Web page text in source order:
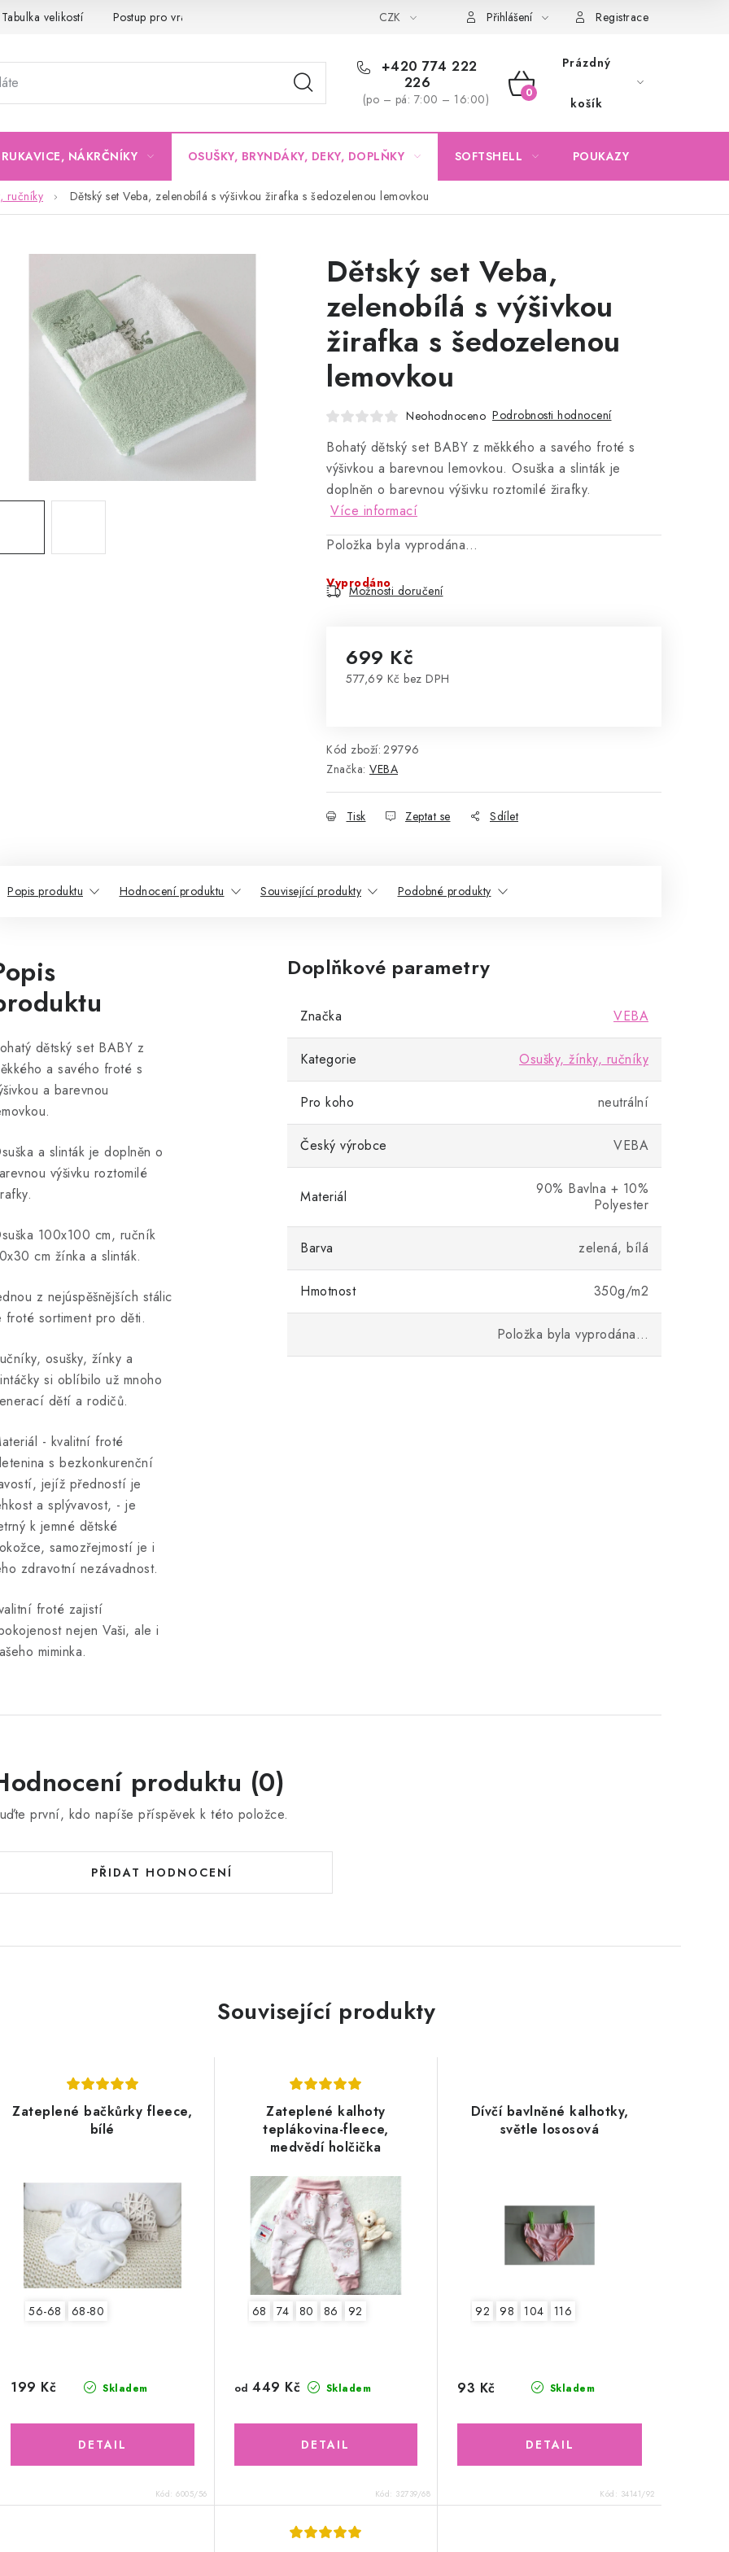
Tabulka velikostí Postup pro vrácení a výměnu Obchodní podmínky Podmínky ochrany osobních údajů
CZK Přihlášení Registrace
+420 774 222
226
(po – pá: 7:00 – 16:00)
NÁKUPNÍ
Prázdný
košík
NÁKRČNÍKY OSUŠKY, BRYNDÁKY, DEKY, DOPLŇKY SOFTSHELL POUKAZY
ručníky Dětský set Veba, zelenobílá s výšivkou žirafka s šedozelenou lemovkou
Dětský set Veba,
zelenobílá s výšivkou
žirafka s šedozelenou
lemovkou
Neohodnoceno Podrobnosti hodnocení
Bohatý dětský set BABY z měkkého a savého froté s
výšivkou a barevnou lemovkou. Osuška a slinták je
doplněn o barevnou výšivku roztomilé žirafky.
Více informací
Položka byla vyprodána…
Vyprodáno
Možnosti doručení
699 Kč
577,69 Kč bez DPH
Kód zboží: 29796
Značka: VEBA
Tisk Zeptat se Sdílet
Popis produktu Hodnocení produktu Související produkty Podobné produkty
dětský set BABY z
a savého froté s
a barevnou
a slinták je doplněn o
výšivku roztomilé
100x100 cm, ručník
cm žínka a slinták.
z nejúspěšnějších stálic
froté sortiment pro děti.
osušky, žínky a
si oblíbilo už mnoho
dětí a rodičů.
- kvalitní froté
s bezkonkurenční
jejíž předností je
a splývavost, - je
k jemné dětské
samozřejmostí je i
zdravotní nezávadnost.
froté zajistí
nejen Vaši, ale i
miminka.
Doplňkové parametry
Značka VEBA
Kategorie Osušky, žínky, ručníky
Pro koho neutrální
Český výrobce VEBA
Materiál
90% Bavlna + 10%
Polyester
Barva zelená, bílá
Hmotnost 350g/m2
Položka byla vyprodána…
produktu (0)
první, kdo napíše příspěvek k této položce.
PŘIDAT HODNOCENÍ
Související produkty
Zateplené bačkůrky fleece,
bílé
56-68 68-80
Skladem
199 Kč
Kód:6005/56
Zateplené kalhoty
teplákovina-fleece,
medvědí holčička
68 74 80 86 92
Skladem
od 449 Kč
Kód: 32739/68
Dívčí bavlněné kalhotky,
světle lososová
92 98 104 116
Skladem
93 Kč
Kód: 34141/92